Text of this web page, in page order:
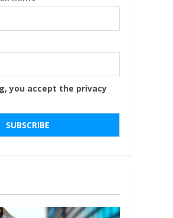
you accept the privacy